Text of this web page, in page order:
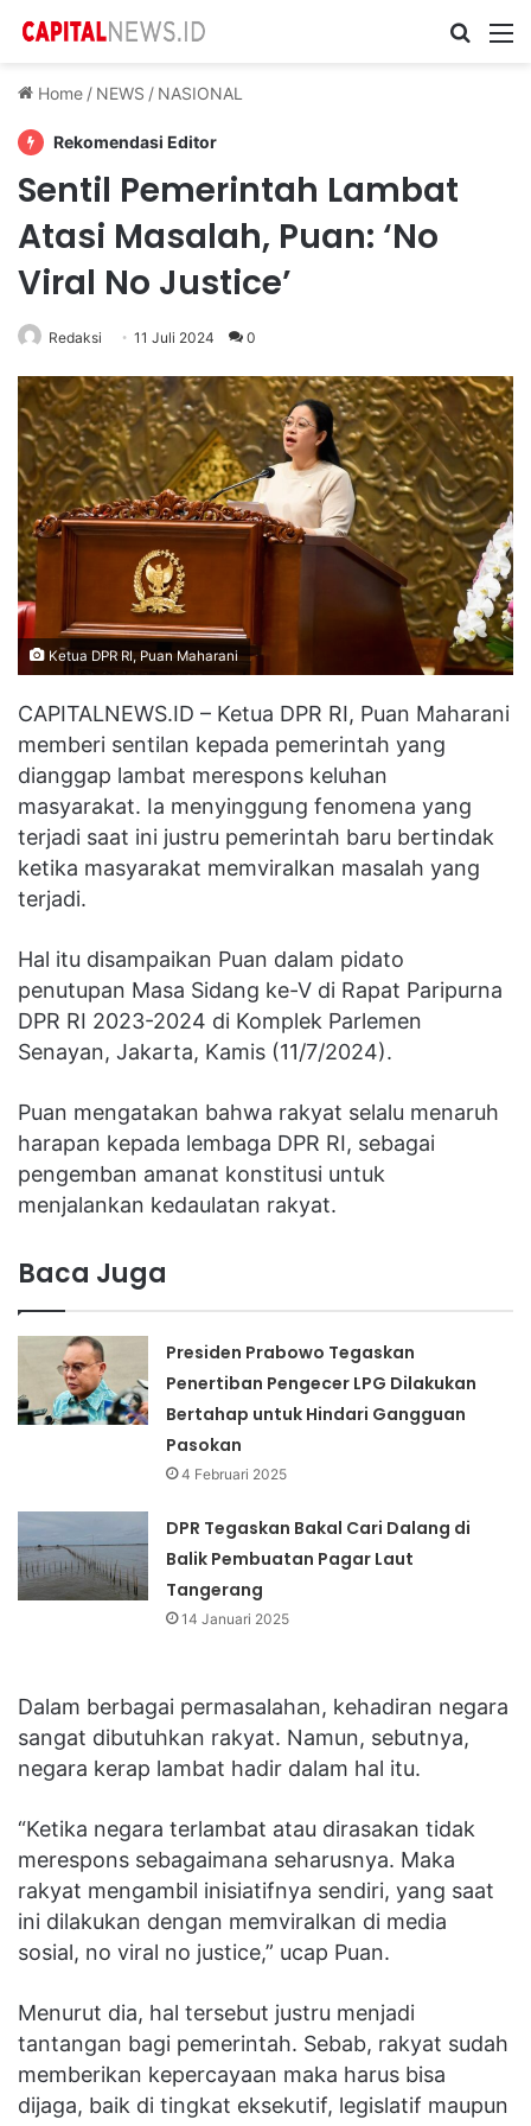
Cari ...
Home / NEWS / NASIONAL
Rekomendasi Editor
Sentil Pemerintah Lambat
Atasi Masalah, Puan: ‘No
Viral No Justice’
Redaksi 11 Juli 2024 0
Ketua DPR RI, Puan Maharani
CAPITALNEWS.ID – Ketua DPR RI, Puan Maharani
memberi sentilan kepada pemerintah yang
dianggap lambat merespons keluhan
masyarakat. Ia menyinggung fenomena yang
terjadi saat ini justru pemerintah baru bertindak
ketika masyarakat memviralkan masalah yang
terjadi.
Hal itu disampaikan Puan dalam pidato
penutupan Masa Sidang ke-V di Rapat Paripurna
DPR RI 2023-2024 di Komplek Parlemen
Senayan, Jakarta, Kamis (11/7/2024).
Puan mengatakan bahwa rakyat selalu menaruh
harapan kepada lembaga DPR RI, sebagai
pengemban amanat konstitusi untuk
menjalankan kedaulatan rakyat.
Baca Juga
Presiden Prabowo Tegaskan
Penertiban Pengecer LPG Dilakukan
Bertahap untuk Hindari Gangguan
Pasokan
4 Februari 2025
DPR Tegaskan Bakal Cari Dalang di
Balik Pembuatan Pagar Laut
Tangerang
14 Januari 2025
Dalam berbagai permasalahan, kehadiran negara
sangat dibutuhkan rakyat. Namun, sebutnya,
negara kerap lambat hadir dalam hal itu.
“Ketika negara terlambat atau dirasakan tidak
merespons sebagaimana seharusnya. Maka
rakyat mengambil inisiatifnya sendiri, yang saat
ini dilakukan dengan memviralkan di media
sosial, no viral no justice,” ucap Puan.
Menurut dia, hal tersebut justru menjadi
tantangan bagi pemerintah. Sebab, rakyat sudah
memberikan kepercayaan maka harus bisa
dijaga, baik di tingkat eksekutif, legislatif maupun